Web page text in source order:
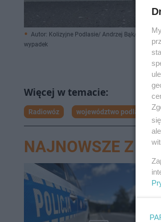
Autor: Kolizyjne Podlasie/ Andrzej Bąk/
wypadek
Radiowóz województwo podlaskie
NAJNOWSZE Z